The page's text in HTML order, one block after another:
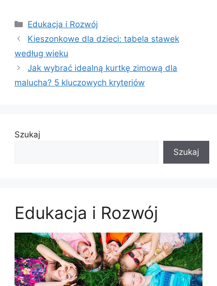
Kategorie
Edukacja i Rozwój
Kieszonkowe dla dzieci: tabela stawek
według wieku
Jak wybrać idealną kurtkę zimową dla
malucha? 5 kluczowych kryteriów
Szukaj
Szukaj
Edukacja i Rozwój